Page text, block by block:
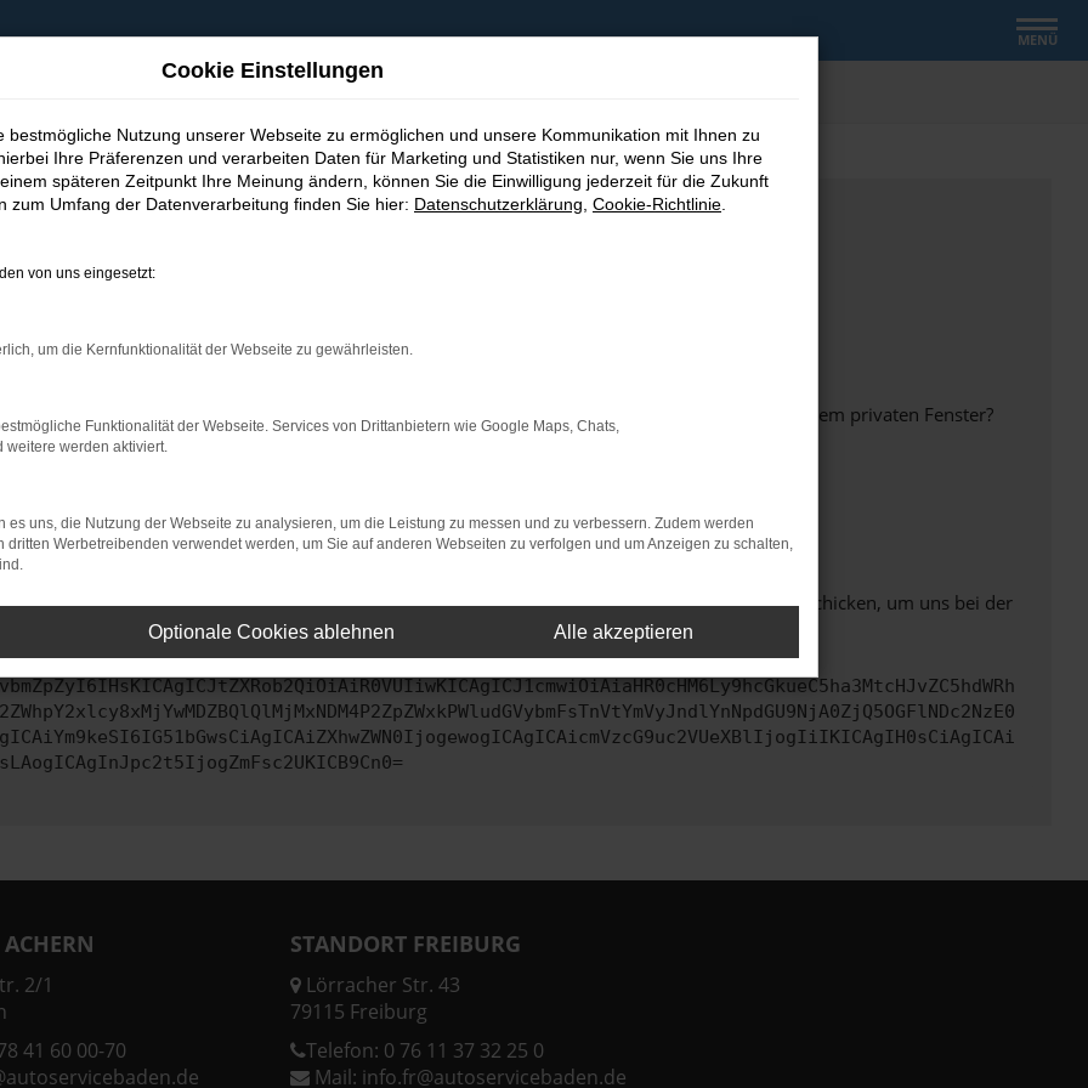
MENÜ
bestimmter Seiten verhindern. Funktioniert die Seite in einem anderen Browser oder in einem privaten Fenster?
beheben.
auf dem neuesten Stand sind.
kann auch dazu führen, dass bestimmte Funktionen nicht mehr unterstützt werden.
uns bitte. Wir werden versuchen, das Problem zu beheben. Du kannst uns diesen Text schicken, um uns bei der
2/1
41 60 00-70
STANDORT FREIBURG
Lörracher Str. 43
79115 Freiburg
Telefon: 0 76 11 37 32 25 0
Mail: info.fr@autoservicebaden.de
Cookie Einstellungen
bestmögliche Nutzung unserer Webseite zu ermöglichen und unsere Kommunikation mit Ihnen zu
Ihre Präferenzen und verarbeiten Daten für Marketing und Statistiken nur, wenn Sie uns Ihre
späteren Zeitpunkt Ihre Meinung ändern, können Sie die Einwilligung jederzeit für die Zukunft
zum Umfang der Datenverarbeitung finden Sie hier: Datenschutzerklärung Cookie-Richtlinie
von uns eingesetzt:
um die Kernfunktionalität der Webseite zu gewährleisten.
Funktionalität der Webseite. Services von Drittanbietern wie Google Maps, Chats,
weitere werden aktiviert.
es uns, die Nutzung der Webseite zu analysieren, um die Leistung zu messen und zu verbessern. Zudem werden
dritten Werbetreibenden verwendet werden, um Sie auf anderen Webseiten zu verfolgen und um Anzeigen zu schalten,
Optionale Cookies ablehnen Alle akzeptieren